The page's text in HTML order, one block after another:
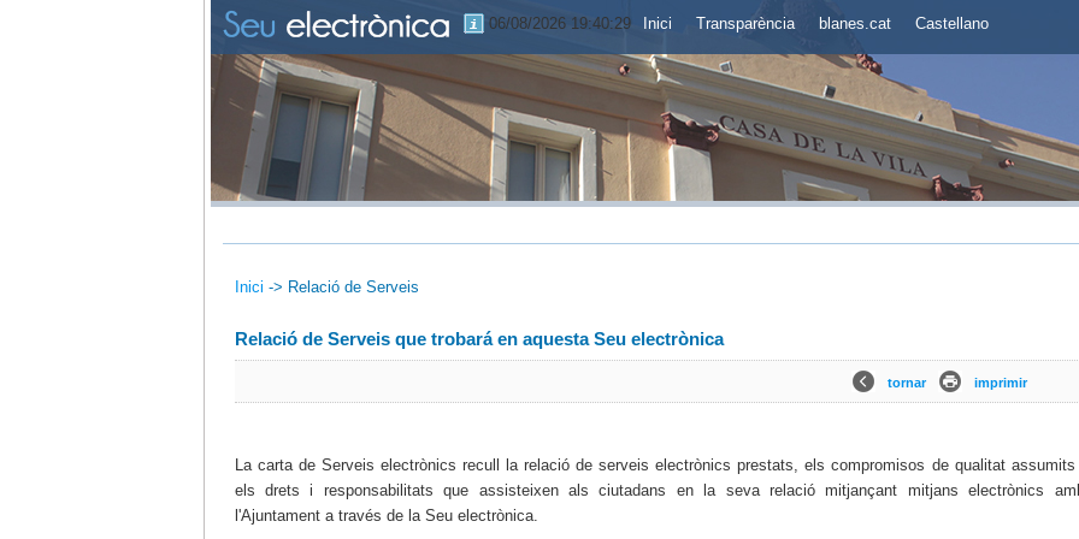
06/08/2026 19:40:30 Inici Transparència blanes.cat Castellano
Inici -> Relació de Serveis
Relació de Serveis que trobará en aquesta Seu electrònica
tornar imprimir
La carta de Serveis electrònics recull la relació de serveis electrònics prestats, els compromisos de qualitat
els drets i responsabilitats que assisteixen als ciutadans en la seva relació mitjançant mitjans electrònics
l'Ajuntament a través de la Seu electrònica.